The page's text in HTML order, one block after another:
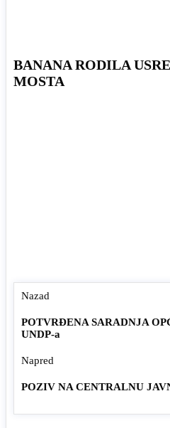
BANANA RODILA
MOSTA
Nazad
POTVRĐENA SARADNJA
UNDP-a
Napred
POZIV NA CENTRALNU